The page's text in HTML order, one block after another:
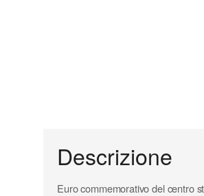
Descrizione
Euro commemorativo del centro